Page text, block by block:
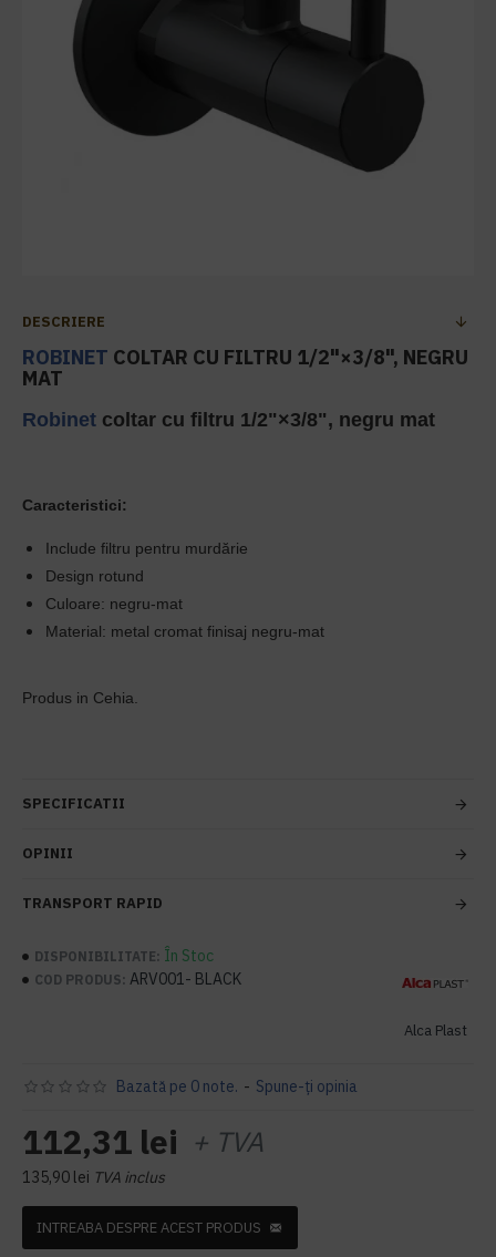
DESCRIERE
ROBINET COLTAR CU FILTRU 1/2"×3/8", NEGRU
MAT
Robinet coltar cu filtru 1/2"×3/8", negru mat
Caracteristici:
Include filtru pentru murdărie
Design rotund
Culoare: negru-mat
Material: metal cromat finisaj negru-mat
Produs in Cehia.
SPECIFICATII
OPINII
TRANSPORT RAPID
DISPONIBILITATE: În Stoc
COD PRODUS: ARV001- BLACK
Alca Plast
Bazată pe 0 note. - Spune-ţi opinia
112,31 lei + TVA
135,90 lei TVA inclus
INTREABA DESPRE ACEST PRODUS